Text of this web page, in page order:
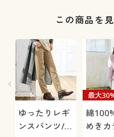
この商品を
ゆったりレギ
ンスパンツ/細
綿
めきカ
最大